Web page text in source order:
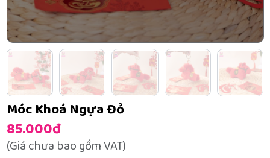
Móc Khoá Ngựa Đỏ
85.000đ
(Giá chưa bao gồm VAT)